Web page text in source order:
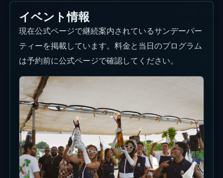
イベント情報
現在公式ページで継続案内されているサンデーパー
ティーを掲載しています。料金と当日のプログラム
は予約前に公式ページで確認してください。